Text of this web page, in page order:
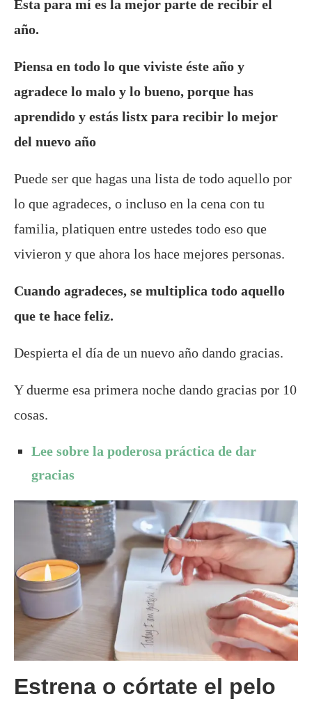
Ésta para mí es la mejor parte de recibir el
año.
Piensa en todo lo que viviste éste año y
agradece lo malo y lo bueno, porque has
aprendido y estás listx para recibir lo mejor
del nuevo año
Puede ser que hagas una lista de todo aquello por
lo que agradeces, o incluso en la cena con tu
familia, platiquen entre ustedes todo eso que
vivieron y que ahora los hace mejores personas.
Cuando agradeces, se multiplica todo aquello
que te hace feliz.
Despierta el día de un nuevo año dando gracias.
Y duerme esa primera noche dando gracias por 10
cosas.
Lee sobre la poderosa práctica de dar
gracias
Estrena o córtate el pelo